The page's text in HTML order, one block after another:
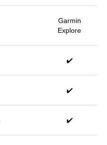
Garmin
Explore
✔️
✔️
✔️